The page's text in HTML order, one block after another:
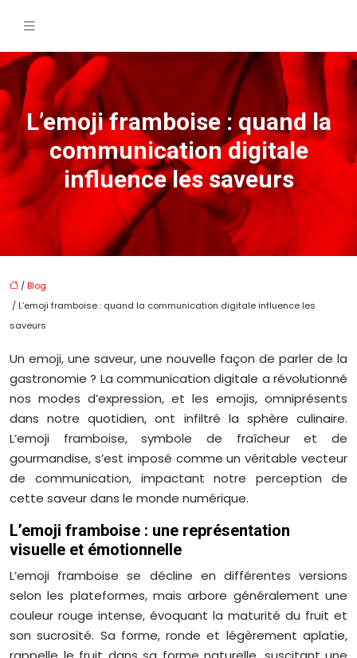
L’emoji framboise : quand la
communication digitale
influence les saveurs
/Blog
/ L’emoji framboise : quand la communication digitale influence les
saveurs
Un emoji, une saveur, une nouvelle façon de parler de la
gastronomie ? La communication digitale a révolutionné
nos modes d’expression, et les emojis, omniprésents
dans notre quotidien, ont infiltré la sphère culinaire.
L’emoji framboise, symbole de fraîcheur et de
gourmandise, s’est imposé comme un véritable vecteur
de communication, impactant notre perception de
cette saveur dans le monde numérique.
L’emoji framboise : une représentation
visuelle et émotionnelle
L’emoji framboise se décline en différentes versions
selon les plateformes, mais arbore généralement une
couleur rouge intense, évoquant la maturité du fruit et
son sucrosité. Sa forme, ronde et légèrement aplatie,